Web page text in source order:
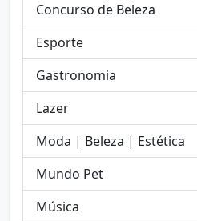
Concurso de Beleza
Esporte
Gastronomia
Lazer
Moda | Beleza | Estética
Mundo Pet
Música